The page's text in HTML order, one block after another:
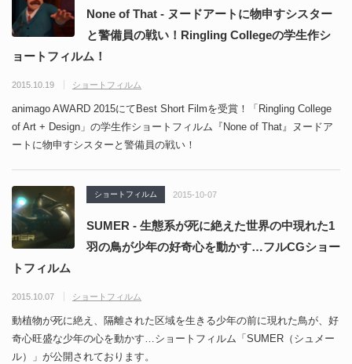
None of That - ヌードアートに物申すシスター
と警備員の戦い！Ringling Collegeの学生作シ
ョートフィルム！
2015.10.19 ショートフィルム
animago AWARD 2015にてBest Short Filmを受賞！「Ringling College
of Art + Design」の学生作ショートフィルム『None of That』ヌードア
ートに物申すシスターと警備員の戦い！
ショートフィルム 2015-10-07
SUMER - 生態系が死に絶えた世界の中現れた1
羽の鳥が少年の好奇心を動かす…フルCGショー
トフィルム
2015.10.07 ショートフィルム
動植物が死に絶え、隔離された区域を生きる少年の前に現れた鳥が、好
奇心旺盛な少年の心を動かす…ショートフィルム「SUMER（シュメー
ル）」が公開されております。